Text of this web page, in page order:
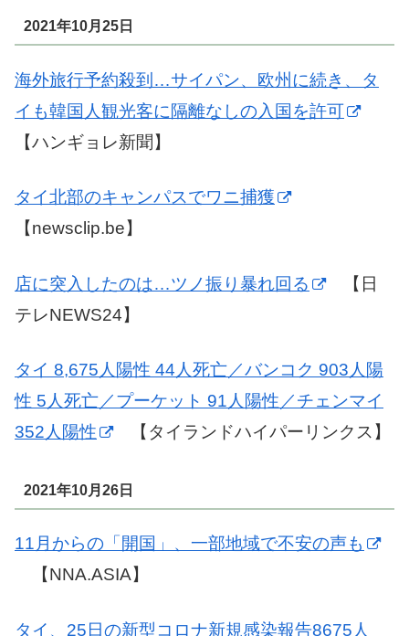
2021年10月25日
海外旅行予約殺到…サイパン、欧州に続き、タ
イも韓国人観光客に隔離なしの入国を許可
【ハンギョレ新聞】
タイ北部のキャンパスでワニ捕獲
【newsclip.be】
店に突入したのは…ツノ振り暴れ回る
【日
テレNEWS24】
タイ 8,675人陽性 44人死亡／バンコク 903人陽
性 5人死亡／プーケット 91人陽性／チェンマイ
352人陽性
【タイランドハイパーリンクス】
2021年10月26日
11月からの「開国」、一部地域で不安の声も
【NNA.ASIA】
タイ、25日の新型コロナ新規感染報告8675人